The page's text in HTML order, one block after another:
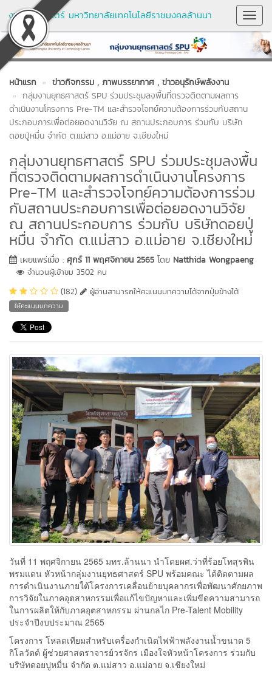
งานยุทธศาสตร์ มหาวิทยาลัยเทคโนโลยีราชมงคลล้านนา
หน้าแรก ข่าวกิจกรรม , ภาพบรรยากาศ , ข่าวอนุรักษ์พลังงาน
กลุ่มงานยุทธศาสตร์ SPU ร่วมประชุมลงพื้นที่ตรวจติดตามผลการ
ดำเนินงานโครงการ Pre-TM และสำรวจโจทย์ความต้องการร่วมกับสถาน
ประกอบการเพื่อต่อยอดงานวิจัย ณ สถานประกอบการ ร่วมกับ บริษัท
ดอยปู่หมื่น จำกัด ต.แม่สาว อ.แม่อาย จ.เชียงใหม่
กลุ่มงานยุทธศาสตร์ SPU ร่วมประชุมลงพื้น
ที่ตรวจติดตามผลการดำเนินงานโครงการ
Pre-TM และสำรวจโจทย์ความต้องการร่วม
กับสถานประกอบการเพื่อต่อยอดงานวิจัย
ณ สถานประกอบการ ร่วมกับ บริษัทดอยปู่
หมื่น จำกัด ต.แม่สาว อ.แม่อาย จ.เชียงใหม่
เผยแพร่เมื่อ : ศุกร์ 11 พฤศจิกายน 2565 โดย Natthida Wongpaeng
จำนวนผู้เข้าชม 3502 คน
(182)
ผู้อ่านสามารถให้คะแนนบทความได้จากปุ่มข้างใต้
ให้คะแนนบทความ
วันที่ 11 พฤศจิกายน 2565 มทร.ล้านนา นำโดยผศ.ว่าที่ร้อยโทสุรพิน
พรมแดน หัวหน้ากลุ่มงานยุทธศาสตร์ SPU พร้อมคณะ ได้ติดตามผล
การดำเนินงานภายใต้โครงการเคลื่อนย้ายบุคลากรเพื่อพัฒนาศักยภาพ
การวิจัยในภาคอุตสาหกรรมเพื่อแก้ไขปัญหาและเพิ่มขีดความสามารถ
ในการผลิตให้กับภาคอุตสาหกรรม ผ่านกลไก Pre-Talent Mobility
ประจำปีงบประมาณ 2565
โครงการ โหลดเทียมสำหรับเครื่องกำเนิดไฟฟ้าพลังงานน้ำขนาด 5
กิโลวัตต์ ผู้ช่วยศาสตราจารย์วรจักร เมืองใจหัวหน้าโครงการ ร่วมกับ
บริษัทดอยปูหมื่น จำกัด ต.แม่สาว อ.แม่อาย จ.เชียงใหม่